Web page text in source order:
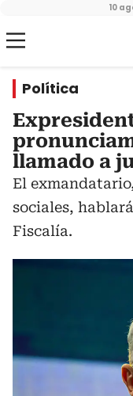
10
Política
llamado a
El
sociales,
Fiscalía.